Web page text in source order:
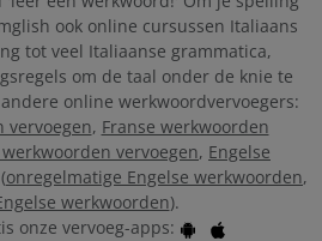
ook online cursussen Italiaans
tot veel Italiaanse grammatica,
om de taal onder de knie te
online werkwoordvervoegers:
vervoegen, Franse werkwoorden
vervoegen, Engelse
(onregelmatige Engelse werkwoorden,
werkwoorden).
onze vervoeg-apps: